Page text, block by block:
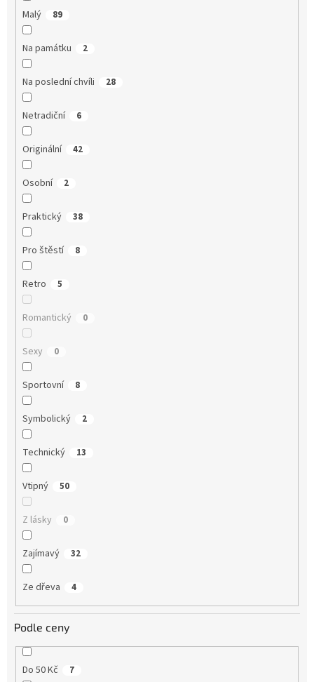
Malý 89
Na památku 2
Na poslední chvíli 28
Netradiční 6
Originální 42
Osobní 2
Praktický 38
Pro štěstí 8
Retro 5
Romantický 0
Sexy 0
Sportovní 8
Symbolický 2
Technický 13
Vtipný 50
Z lásky 0
Zajímavý 32
Ze dřeva 4
Podle ceny
Do 50 Kč 7